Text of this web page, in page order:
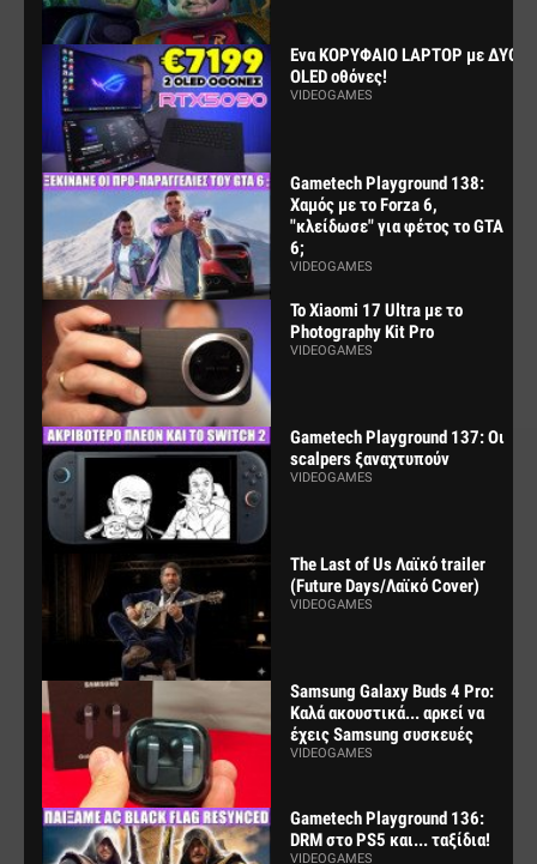
Ενα ΚΟΡΥΦΑΙΟ LAPTOP με ΔΥΟ
OLED οθόνες!
VIDEOGAMES
Gametech Playground 138:
Χαμός με το Forza 6,
"κλείδωσε" για φέτος το GTA
6;
VIDEOGAMES
Το Xiaomi 17 Ultra με το
Photography Kit Pro
VIDEOGAMES
Gametech Playground 137: Οι
scalpers ξαναχτυπούν
VIDEOGAMES
The Last of Us Λαϊκό trailer
(Future Days/Λαϊκό Cover)
VIDEOGAMES
Samsung Galaxy Buds 4 Pro:
Καλά ακουστικά... αρκεί να
έχεις Samsung συσκευές
VIDEOGAMES
Gametech Playground 136:
DRM στο PS5 και... ταξίδια!
VIDEOGAMES